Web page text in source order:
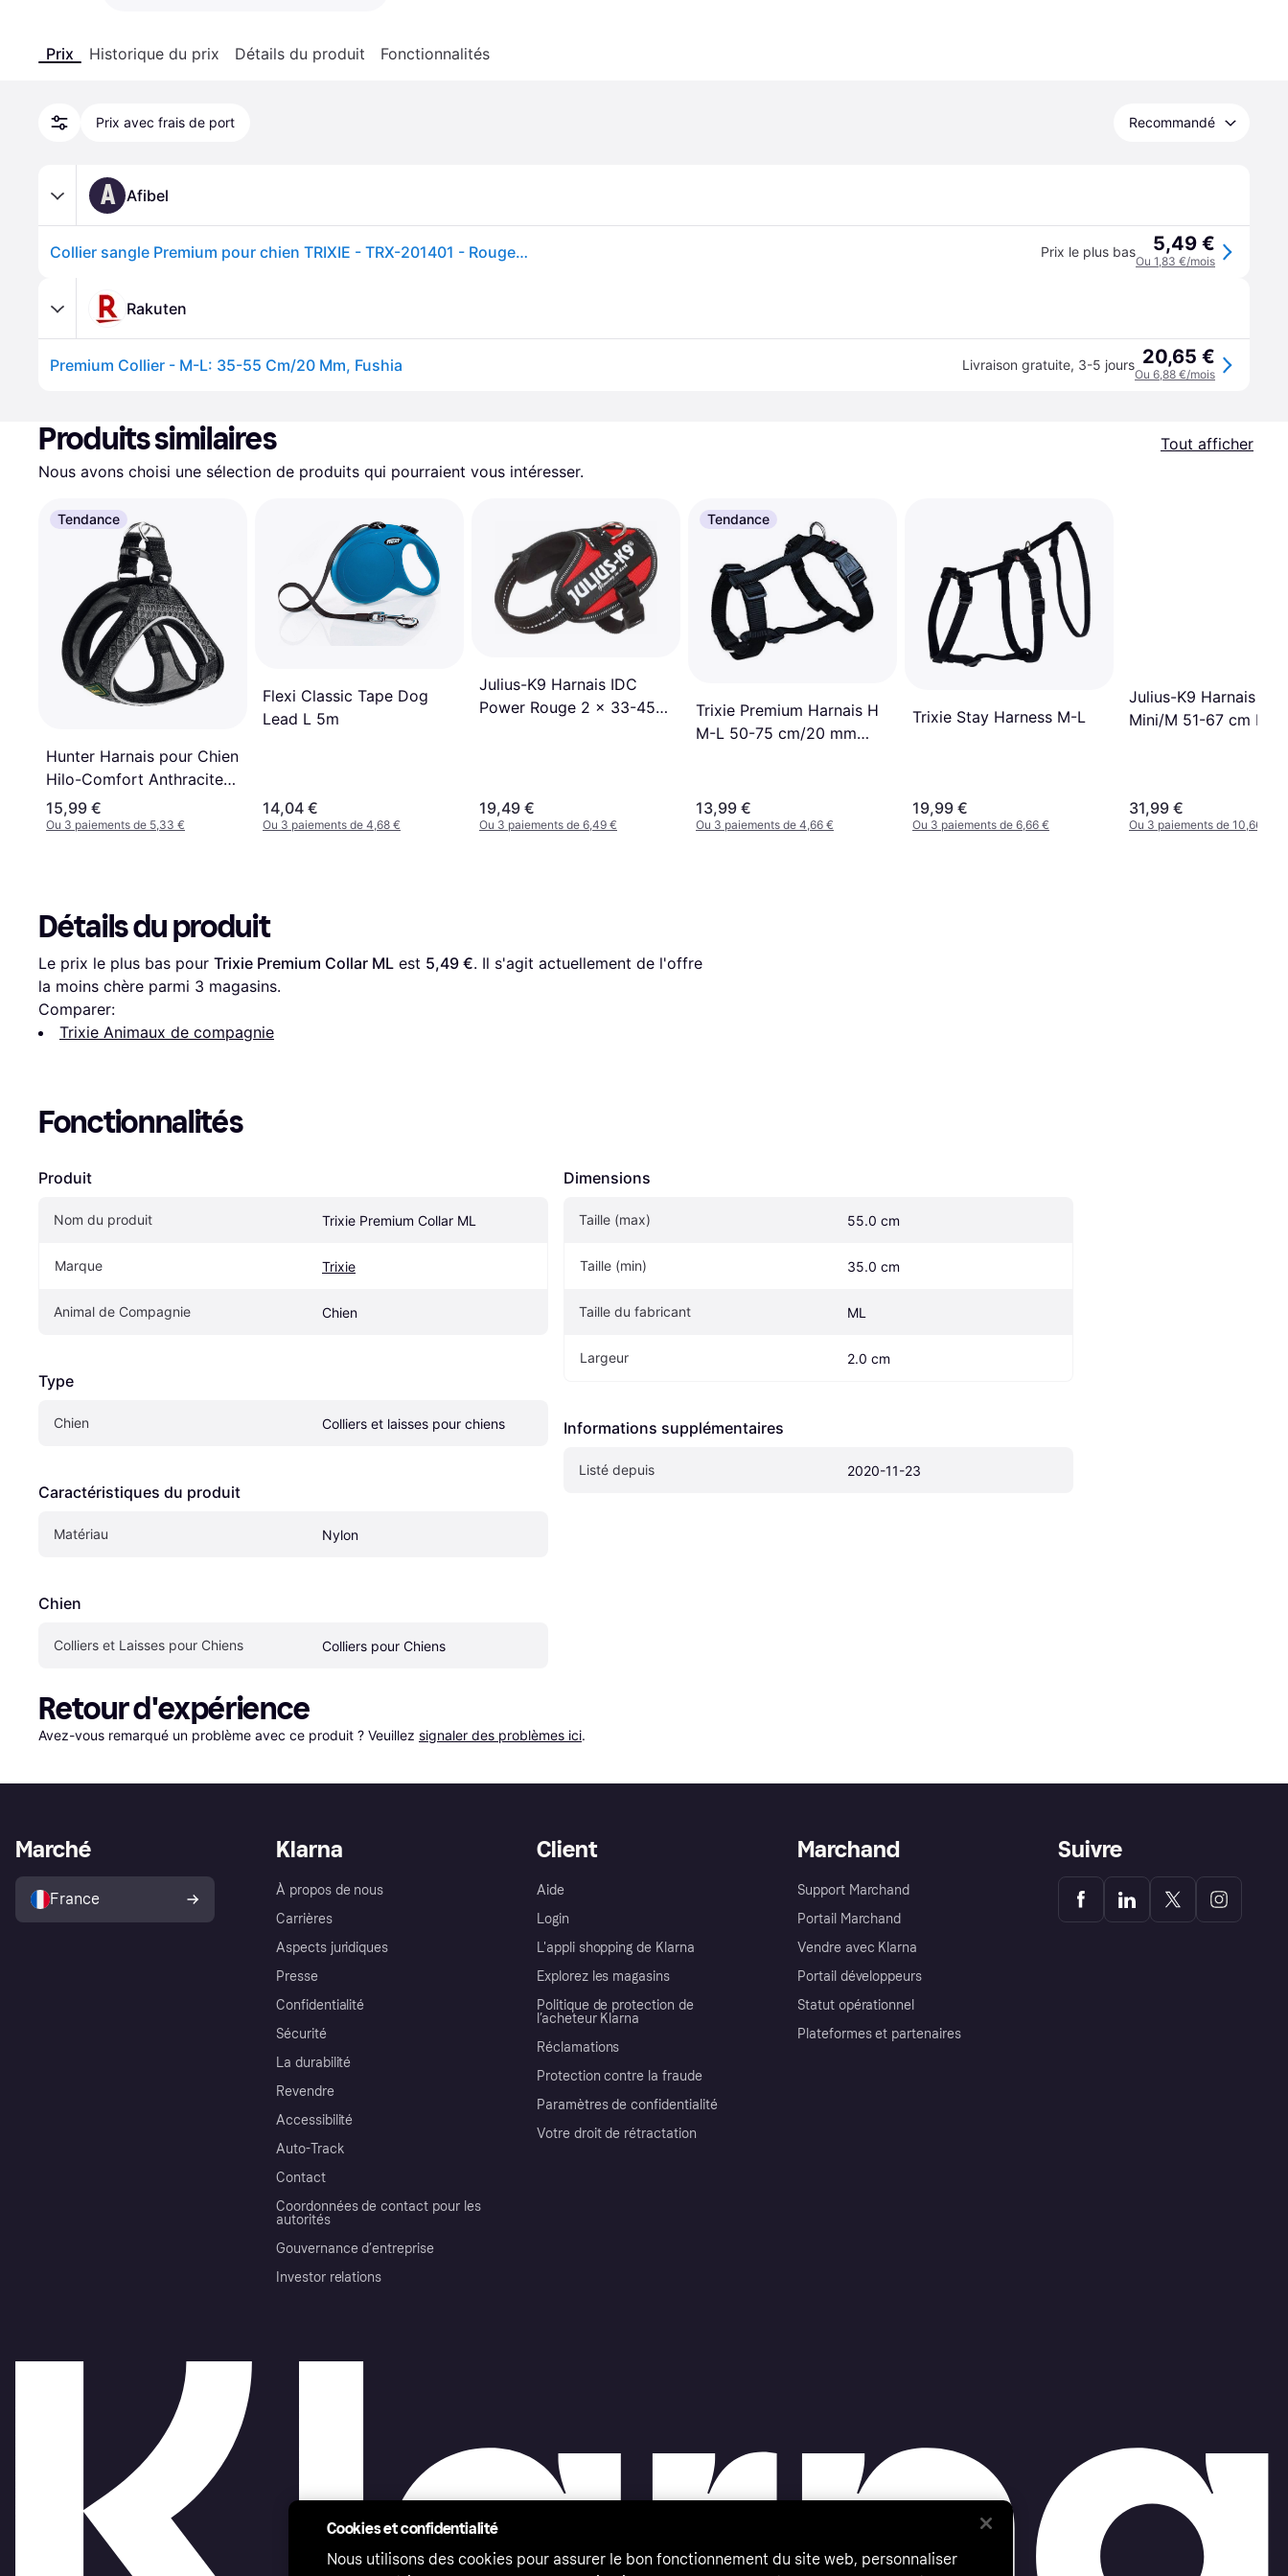
Prix Historique du prix Détails du produit Fonctionnalités
Prix avec frais de port Recommandé
A Afibel
Collier sangle Premium pour chien TRIXIE - TRX-201401 - Rouge - Polyester - Taille : M-L Prix le plus bas 5,49 €
Ou 1,83 €/mois
Rakuten
Premium Collier - M-L: 35-55 Cm/20 Mm, Fushia Livraison gratuite, 3-5 jours 20,65 €
Ou 6,88 €/mois
Produits similaires
Tout afficher
Nous avons choisi une sélection de produits qui pourraient vous intéresser.
Tendance
Hunter Harnais pour Chien
Hilo-Comfort Anthracite
Taille XXS 26-30 cm
15,99 €
Ou 3 paiements de 5,33 €
Flexi Classic Tape Dog
Lead L 5m
14,04 €
Ou 3 paiements de 4,68 €
Julius-K9 Harnais IDC
Power Rouge 2 x 33-45
19,49 €
Ou 3 paiements de 6,49 €
Tendance
Trixie Premium Harnais H
M-L 50-75 cm/20 mm
13,99 €
Ou 3 paiements de 4,66 €
Trixie Stay Harness M-L
19,99 €
Ou 3 paiements de 6,66 €
Julius-K9 Harnais
Mini/M 51-67 cm
31,99 €
Ou 3 paiements de 10,66 €
Détails du produit
Le prix le plus bas pour Trixie Premium Collar ML est 5,49 €. Il s'agit actuellement de l'offre
la moins chère parmi 3 magasins.
Comparer:
Trixie Animaux de compagnie
Fonctionnalités
Produit
Nom du produit Trixie Premium Collar ML
Marque Trixie
Animal de Compagnie Chien
Type
Chien Colliers et laisses pour chiens
Caractéristiques du produit
Matériau Nylon
Chien
Colliers et Laisses pour Chiens Colliers pour Chiens
Dimensions
Taille (max) 55.0 cm
Taille (min) 35.0 cm
Taille du fabricant ML
Largeur 2.0 cm
Informations supplémentaires
Listé depuis 2020-11-23
Retour d'expérience
Avez-vous remarqué un problème avec ce produit ? Veuillez signaler des problèmes ici.
Klarna
À propos de nous
Carrières
Aspects juridiques
Presse
Confidentialité
Sécurité
La durabilité
Revendre
Accessibilité
Auto-Track
Contact
Coordonnées de contact pour les
autorités
Gouvernance d’entreprise
Investor relations
Client
Aide
Login
L'appli shopping de Klarna
Explorez les magasins
Politique de protection de
l’acheteur Klarna
Réclamations
Protection contre la fraude
Paramètres de confidentialité
Votre droit de rétractation
Marchand
Support Marchand
Portail Marchand
Vendre avec Klarna
Portail développeurs
Statut opérationnel
Plateformes et partenaires
Marché
France
Suivre
Cookies et confidentialité
Nous utilisons des cookies pour assurer le bon fonctionnement du site web, personnaliser